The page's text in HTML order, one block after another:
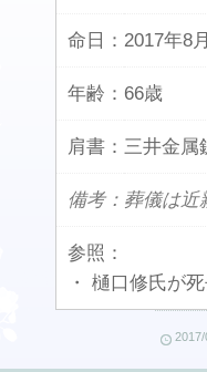
命日： 2017年8
年齢： 66歳
肩書： 三井金属
備考：葬儀は近
参照：
・ 樋口修氏が